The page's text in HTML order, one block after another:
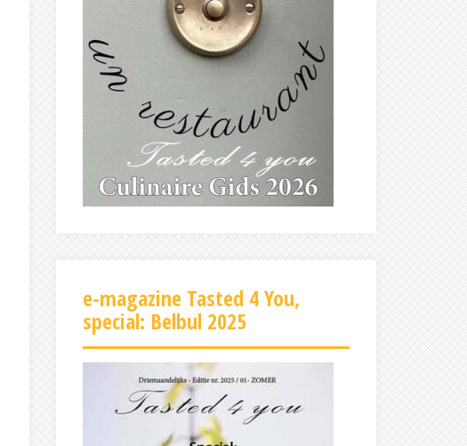
e-magazine Tasted 4 You,
special: Belbul 2025